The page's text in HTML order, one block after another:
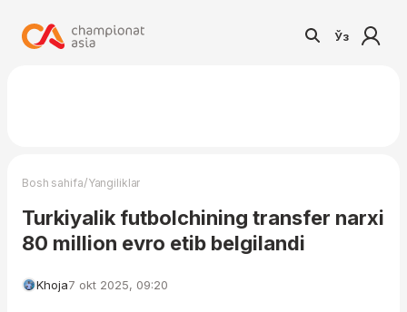
Ўз
Bosh sahifa/Yangiliklar
Turkiyalik futbolchining transfer narxi
80 million evro etib belgilandi
Khoja7 okt 2025, 09:20